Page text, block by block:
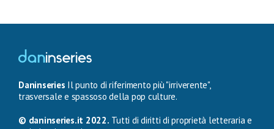
Daninseries Il punto di riferimento più "irriverente",
trasversale e spassoso della pop culture.
© daninseries.it 2022. Tutti di diritti di proprietà letteraria e